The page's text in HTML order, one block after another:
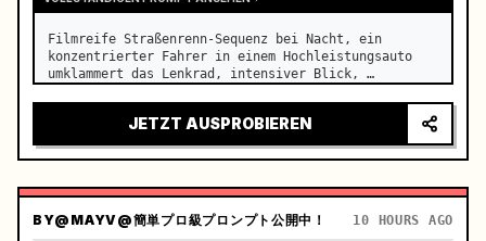
Filmreife Straßenrenn-Sequenz bei Nacht, ein
konzentrierter Fahrer in einem Hochleistungsauto
umklammert das Lenkrad, intensiver Blick,
plötzlichen Beschleunigung auf
Kamera: Schn…
JETZT AUSPROBIEREN
BY@MAYV@簡単プロ級プロンプト公開中！ 10 HOURS AGO